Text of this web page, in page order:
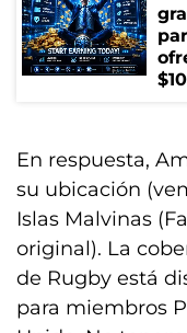
En respuesta,
su ubicación
Islas Malvinas
original). La
de Rugby está
para miembros